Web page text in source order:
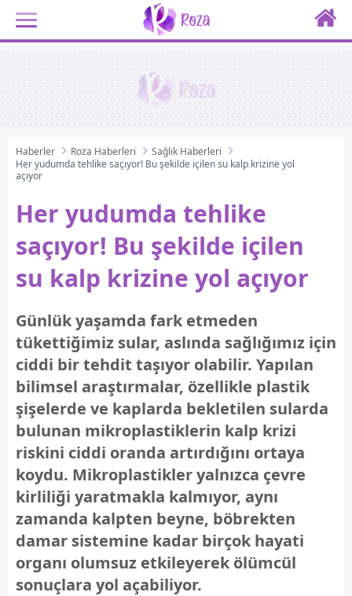
Haberler Roza Haberleri
Sağlık Haberleri
Her yudumda tehlike saçıyor! Bu şekilde içilen su kalp krizine yol
açıyor
Her yudumda tehlike
saçıyor! Bu şekilde içilen
su kalp krizine yol açıyor
Günlük yaşamda fark etmeden
tükettiğimiz sular, aslında sağlığımız için
ciddi bir tehdit taşıyor olabilir. Yapılan
bilimsel araştırmalar, özellikle plastik
şişelerde ve kaplarda bekletilen sularda
bulunan mikroplastiklerin kalp krizi
riskini ciddi oranda artırdığını ortaya
koydu. Mikroplastikler yalnızca çevre
kirliliği yaratmakla kalmıyor, aynı
zamanda kalpten beyne, böbrekten
damar sistemine kadar birçok hayati
organı olumsuz etkileyerek ölümcül
sonuçlara yol açabiliyor.